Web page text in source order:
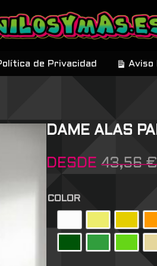
de Privacidad Aviso
DAME ALAS
DESDE 43,56€
COLOR